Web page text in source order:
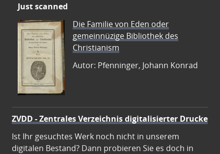
Just scanned
Die Familie von Eden oder
gemeinnüzige Bibliothek des
Christianism
Autor: Pfenninger, Johann Konrad
ZVDD - Zentrales Verzeichnis digitalisierter Drucke
Ist Ihr gesuchtes Werk noch nicht in unserem
digitalen Bestand? Dann probieren Sie es doch in